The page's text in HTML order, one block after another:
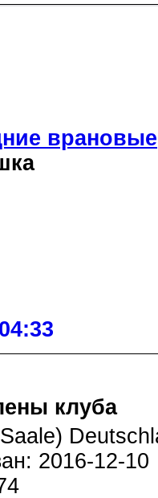
врановые
клуба
2016-12-10